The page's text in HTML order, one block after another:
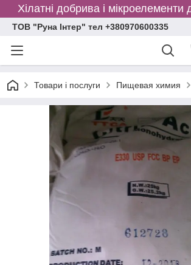
Хілатні добрива і
ТОВ "Руна Інтер" тел +380970600335
Товари і послуги Пищевая химия